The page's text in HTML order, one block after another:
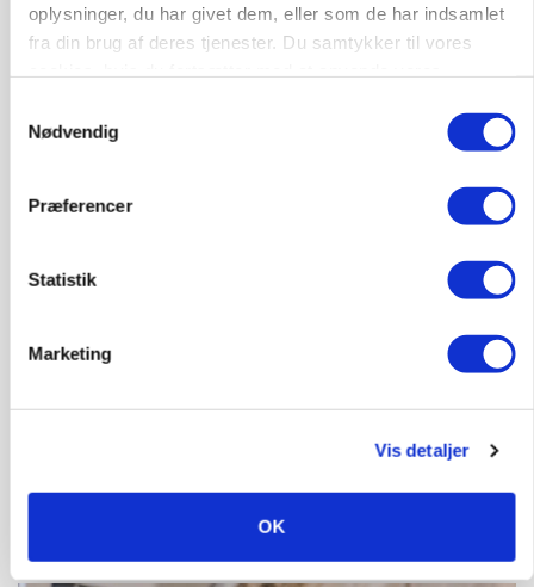
oplysninger, du har givet dem, eller som de har indsamlet
fra din brug af deres tjenester. Du samtykker til vores
Nødvendig
Præferencer
Statistik
Marketing
Vis detaljer
OK
MARKED